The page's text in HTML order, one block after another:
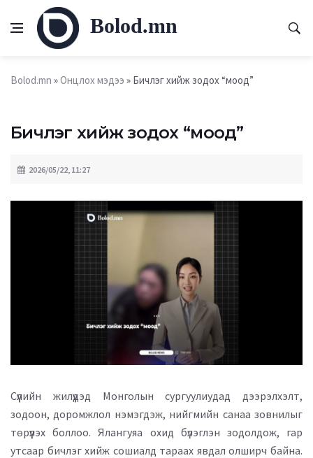
Bolod.mn
Bolod.mn »Онцлох мэдээ » Бичлэг хийж зодох “моод”
Бичлэг хийж зодох “моод”
2026/05/22, 11:27
Сүүлийн жилүүдэд Монголын сургуулиудад дээрэлхэлт,
зодоон, доромжлол нэмэгдэж, нийгмийн санаа зовнилыг
төрүүлэх боллоо. Ялангуяа охид бүлэглэн зодолдож, гар
утсаар бичлэг хийж сошиалд тараах явдал олширч байна.